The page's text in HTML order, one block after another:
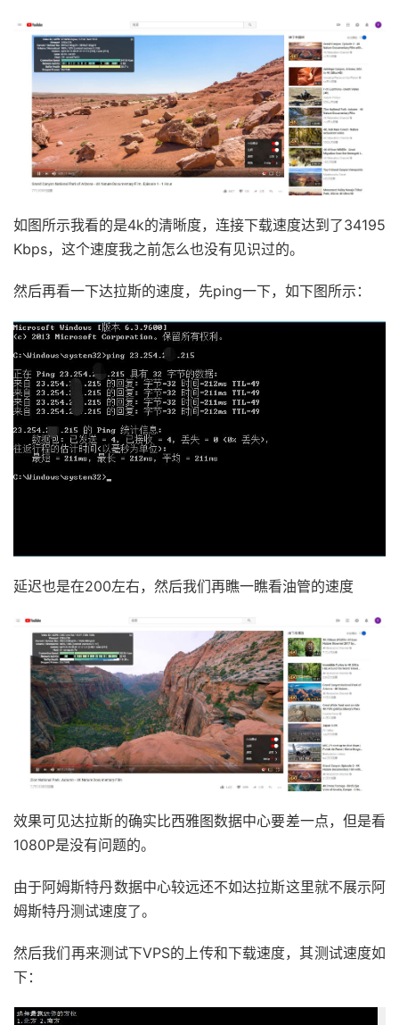
如图所示我看的是4k的清晰度，连接下载速度达到了34195
Kbps，这个速度我之前怎么也没有见识过的。
然后再看一下达拉斯的速度，先ping一下，如下图所示：
延迟也是在200左右，然后我们再瞧一瞧看油管的速度
效果可见达拉斯的确实比西雅图数据中心要差一点，但是看
1080P是没有问题的。
由于阿姆斯特丹数据中心较远还不如达拉斯这里就不展示阿
姆斯特丹测试速度了。
然后我们再来测试下VPS的上传和下载速度，其测试速度如
下：